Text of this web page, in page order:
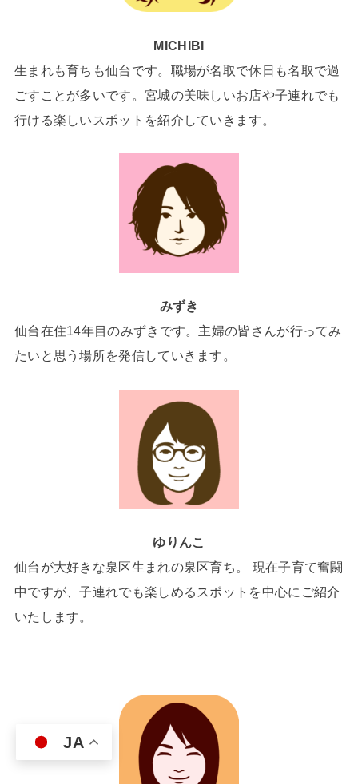
MICHIBI
生まれも育ちも仙台です。職場が名取で休日も名取で過
ごすことが多いです。宮城の美味しいお店や子連れでも
行ける楽しいスポットを紹介していきます。
みずき
仙台在住14年目のみずきです。主婦の皆さんが行ってみ
たいと思う場所を発信していきます。
ゆりんこ
仙台が大好きな泉区生まれの泉区育ち。 現在子育て奮闘
中ですが、子連れでも楽しめるスポットを中心にご紹介
いたします。
JA